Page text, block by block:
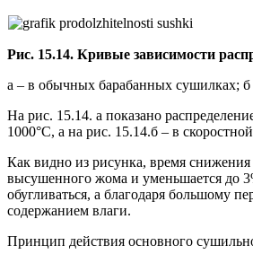
Рис. 15.14. Кривые зависимости
а – в обычных барабанных сушилках;
На рис. 15.14. а показано
1000°С, а на рис. 15.14.б – в
Как видно из рисунка, время
высушенного жома и уменьшается до
обугливаться, а благодаря большому
содержанием влаги.
Принцип действия основного